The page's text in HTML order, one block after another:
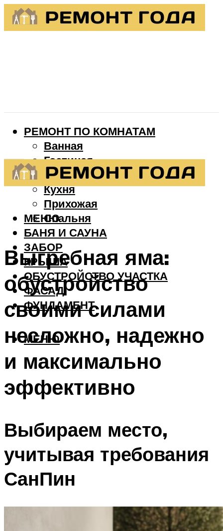
РЕМОНТ ПО КОМНАТАМ
Ванная
Гостиная
Детская
Кухня
Прихожая
Спальня
БАНЯ И САУНА
ЗАБОР
КРЫША
ОБУСТРОЙСТВО УЧАСТКА
ФАСАД
ФУНДАМЕНТ
МЕНЮ
МЕНЮ
Выгребная яма:
обустройство
своими силами
несложно, надежно
и максимально
эффективно
Выбираем место,
учитывая требования
СанПин